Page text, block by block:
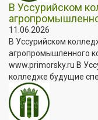
В Уссурийском
11.06.2026
В Уссурийском
агропромышленного
www.primorsky.ru В
колледже будущие